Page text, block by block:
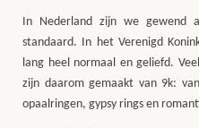
In Nederland zijn we gewend
standaard. In het Verenigd
lang heel normaal en geliefd.
zijn daarom gemaakt van 9k:
opaalringen, gypsy rings en